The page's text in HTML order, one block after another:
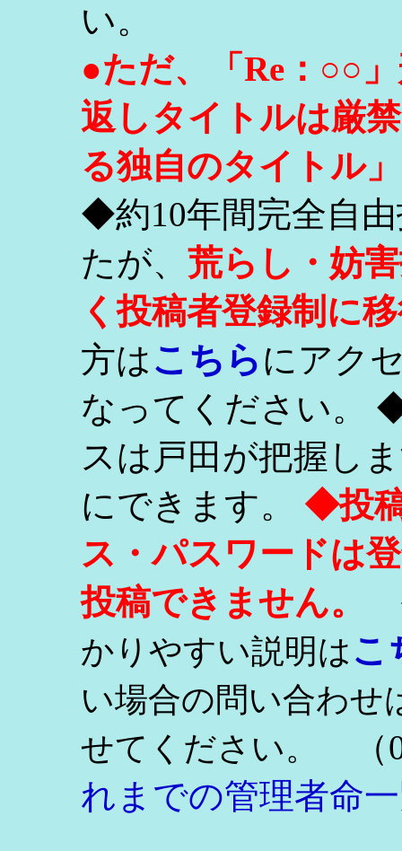
い。
●ただ、「Re：○○
返しタイトルは厳
る独自のタイトル
◆約10年間完全自
たが、 荒らし・妨
く投稿者登録制に
方はこちらにアク
なってください。
スは戸田が把握し
にできます。 ◆投
ス・パスワードは
投稿できません。
かりやすい説明はこ
い場合の問い合わせ
せてください。
（
れまでの管理者命